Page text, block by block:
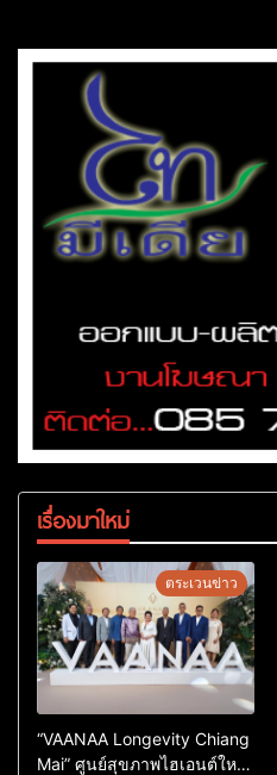
เรื่องมาใหม่
ตระเวนข่าว
“VAANAA Longevity Chiang
Mai” ศูนย์สุขภาพไฮเอนต์ใหญ่